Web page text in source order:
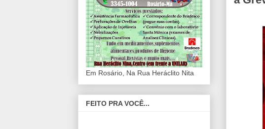
Em Rosário, Na Rua Heráclito Nita
FEITO PRA VOCÊ...